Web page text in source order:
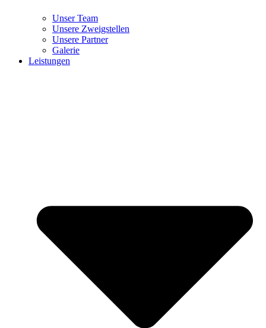
Unser Team
Unsere Zweigstellen
Unsere Partner
Galerie
Leistungen